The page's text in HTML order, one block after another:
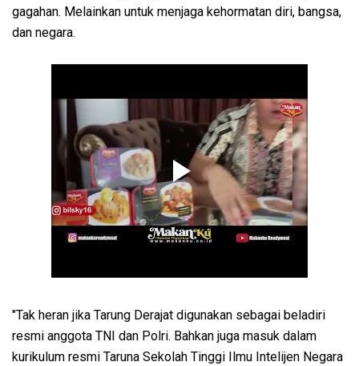
gagahan. Melainkan untuk menjaga kehormatan diri, bangsa,
dan negara.
"Tak heran jika Tarung Derajat digunakan sebagai beladiri
resmi anggota TNI dan Polri. Bahkan juga masuk dalam
kurikulum resmi Taruna Sekolah Tinggi Ilmu Intelijen Negara